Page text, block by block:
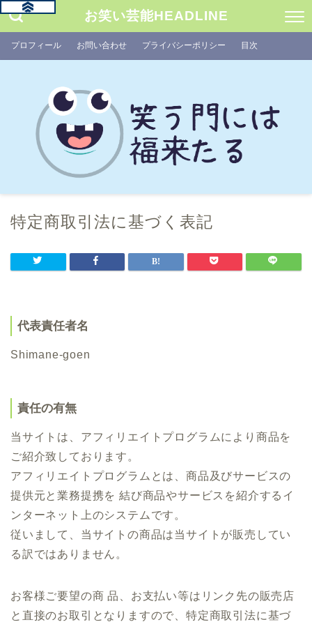
お笑い芸能HEADLINE
プロフィール お問い合わせ プライバシーポリシー 目次
特定商取引法に基づく表記
代表責任者名
Shimane-goen
責任の有無
当サイトは、アフィリエイトプログラムにより商品を
ご紹介致しております。
アフィリエイトプログラムとは、商品及びサービスの
提供元と業務提携を 結び商品やサービスを紹介するイ
ンターネット上のシステムです。
従いまして、当サイトの商品は当サイトが販売してい
る訳ではありません。
お客様ご要望の商 品、お支払い等はリンク先の販売店
と直接のお取引となりますので、特定商取引法に基づ